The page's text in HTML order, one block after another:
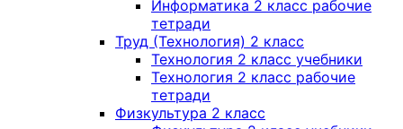
Информатика 2 класс рабочие
тетради
Труд (Технология) 2 класс
Технология 2 класс учебники
Технология 2 класс рабочие
тетради
Физкультура 2 класс